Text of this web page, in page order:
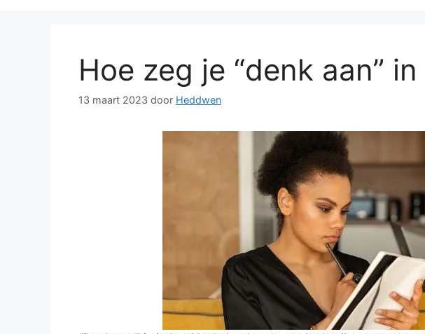
Hoe zeg je “denk aan”
13 maart 2023 door Heddwen